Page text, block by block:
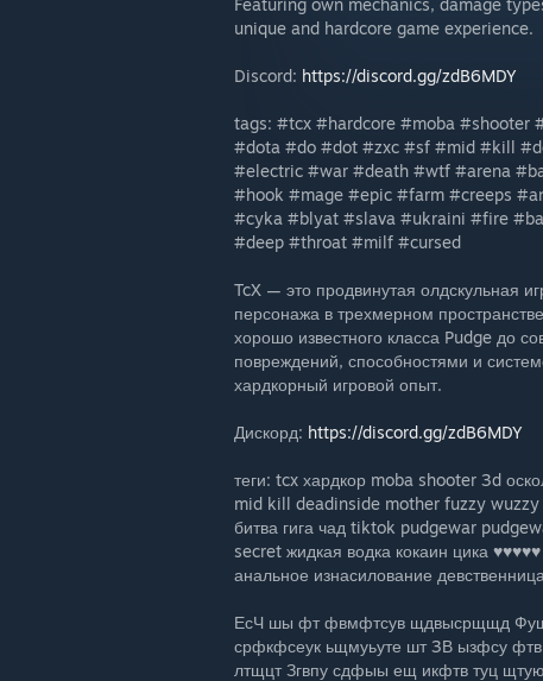
Featuring own mechanics, damage
unique and hardcore game experience.
Discord: https://discord.gg/zdB6MDY
tags: #tcx #hardcore #moba
#dota #do #dot #zxc #sf #mid #kill
#electric #war #death #wtf #arena
#hook #mage #epic #farm #creeps
#cyka #blyat #slava #ukraini #fire
#deep #throat #milf #cursed
TcX — это продвинутая олдскульная
персонажа в трехмерном
хорошо известного класса Pudge до
повреждений, способностями и
хардкорный игровой опыт.
Дискорд: https://discord.gg/zdB6MDY
теги: tcx хардкор moba shooter 3d
mid kill deadinside mother fuzzy
битва гига чад tiktok pudgewar
secret жидкая водка кокаин цика
анальное изнасилование
ЕсЧ шы фт фвмфтсув щдвысрщщд
срфкфсеук ьщмуьуте шт 3В ызфсу
лтщцт Згвпу сдфыы ещ икфтв туц